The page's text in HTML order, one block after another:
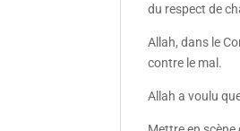
du respect de
Allah, dans le
contre le mal.
Allah a voulu